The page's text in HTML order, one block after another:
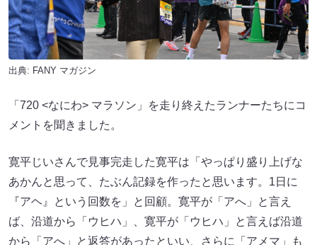
出典: FANY マガジン
「720 <なにわ> マラソン」を走り終えたランナーたちにコ
メントを聞きました。
寛平じいさんで見事完走した寛平は「やっぱり盛り上げな
あかんと思って、たぶん記録を作ったと思います。1日に
『アヘ』という回数を」と回顧。寛平が「アへ」と言え
ば、沿道から「ウヒハ」、寛平が「ウヒハ」と言えば沿道
から「アへ」と返答があったといい、さらに「アメマ」も